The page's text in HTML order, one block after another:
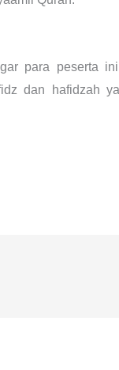
para peserta
dan hafidzah